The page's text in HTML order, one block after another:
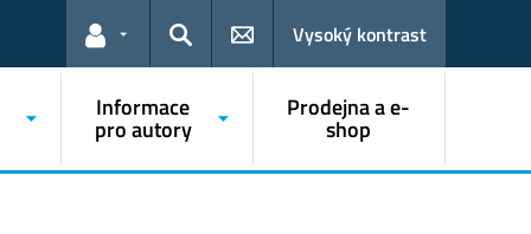
Odkazy pro uživatele
Hledat
Vysoký kontrast
Informace
pro autory
Prodejna a e-
shop